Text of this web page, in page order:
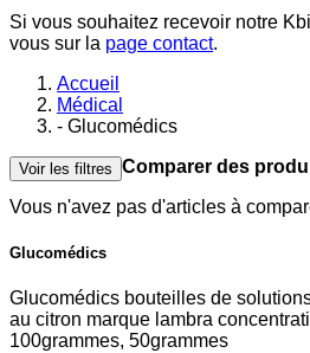
Si vous souhaitez recevoir notre
vous sur la page contact.
Accueil
Médical
- Glucomédics
Voir les filtres Comparer des
Vous n'avez pas d'articles à
Glucomédics
Glucomédics bouteilles de
au citron marque lambra
100grammes, 50grammes